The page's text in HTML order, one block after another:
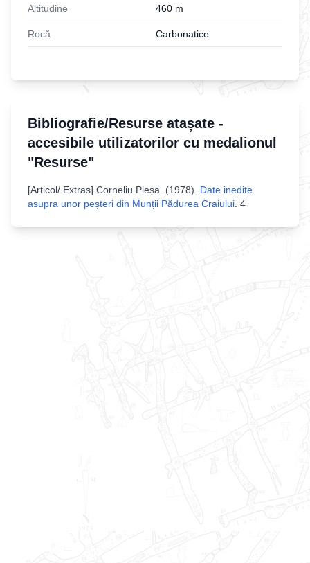
Altitudine 460 m
Rocă Carbonatice
Bibliografie/Resurse atașate -
accesibile utilizatorilor cu medalionul
"Resurse"
[Articol/ Extras] Corneliu Pleșa . (1978). Date inedite
asupra unor peșteri din Munții Pădurea Craiului 4